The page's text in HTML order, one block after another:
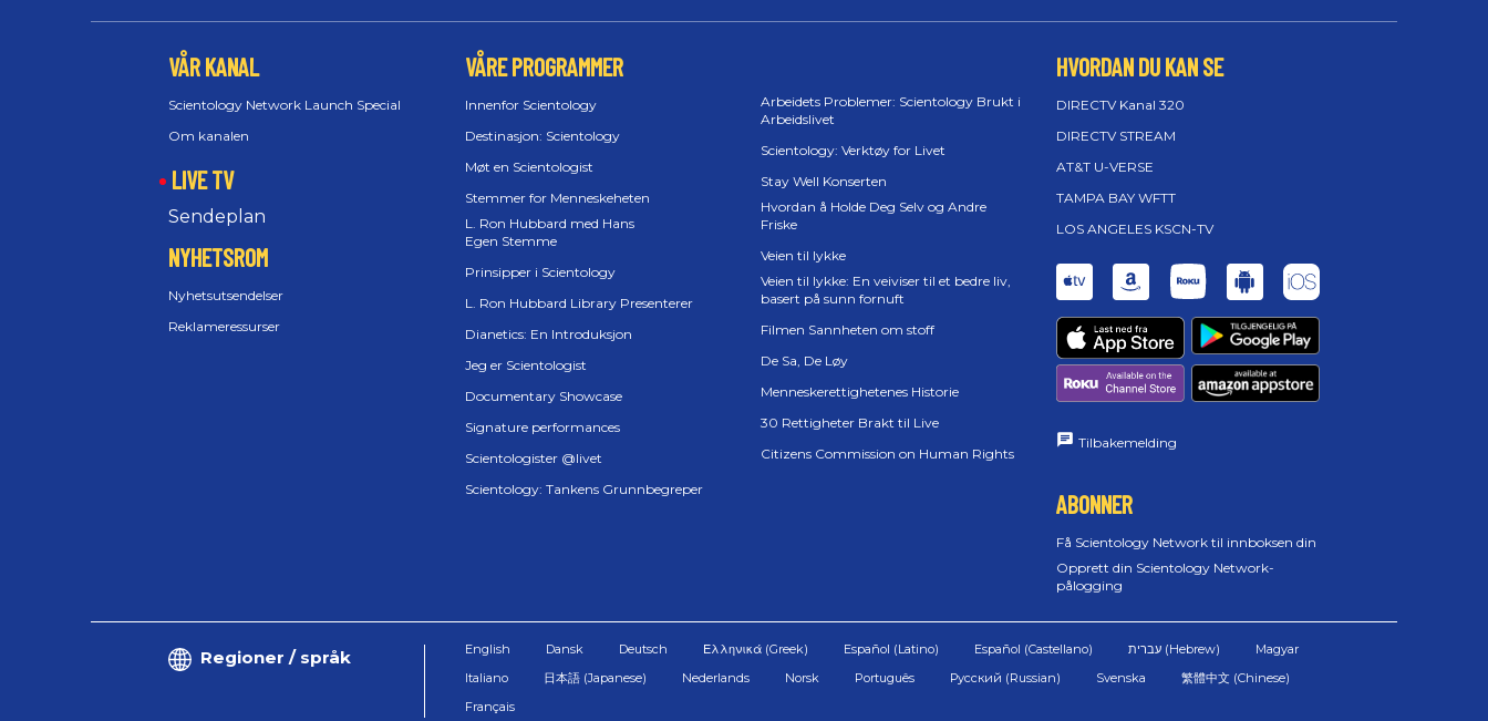
VÅR KANAL
Scientology Network Launch Special
Om kanalen
LIVE TV
Sendeplan
NYHETSROM
Nyhetsutsendelser
Reklameressurser
VÅRE PROGRAMMER
Innenfor Scientology
Destinasjon: Scientology
Møt en Scientologist
Stemmer for Menneskeheten
L. Ron Hubbard med Hans
Egen Stemme
Prinsipper i Scientology
L. Ron Hubbard Library Presenterer
Dianetics: En Introduksjon
Jeg er Scientologist
Documentary Showcase
Signature performances
Scientologister @livet
Scientology: Tankens Grunnbegreper
Arbeidets Problemer: Scientology Brukt i
Arbeidslivet
Scientology: Verktøy for Livet
Stay Well Konserten
Hvordan å Holde Deg Selv og Andre
Friske
Veien til lykke
Veien til lykke: En veiviser til et bedre liv,
basert på sunn fornuft
Filmen Sannheten om stoff
De Sa, De Løy
Menneskerettighetenes Historie
30 Rettigheter Brakt til Live
Citizens Commission on Human Rights
HVORDAN DU KAN SE
DIRECTV Kanal 320
DIRECTV STREAM
AT&T U-VERSE
TAMPA BAY WFTT
LOS ANGELES KSCN-TV
Tilbakemelding
ABONNER
Få Scientology Network til innboksen din
Opprett din Scientology Network-
pålogging
Regioner / språk English Dansk Deutsch Ελληνικά (Greek) Español (Latino) Español (Castellano)
Magyar
Italiano
日本語 (Japanese) Nederlands Norsk Português Русский (Russian) Svenska
繁體中文 (Chinese)
Français